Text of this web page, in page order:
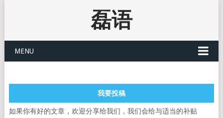
磊语
MENU
我要投稿
如果你有好的文章，欢迎分享给我们，我们会给与适当的补贴